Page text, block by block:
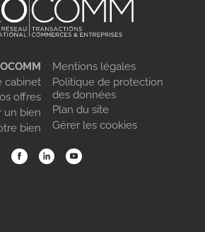
cabinet
offres
un bien
bien
Mentions légales
Politique de protection
des données
Plan du site
Gérer les cookies